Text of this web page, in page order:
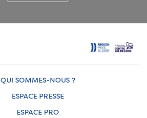
QUI SOMMES-NOUS ?
ESPACE PRESSE
ESPACE PRO